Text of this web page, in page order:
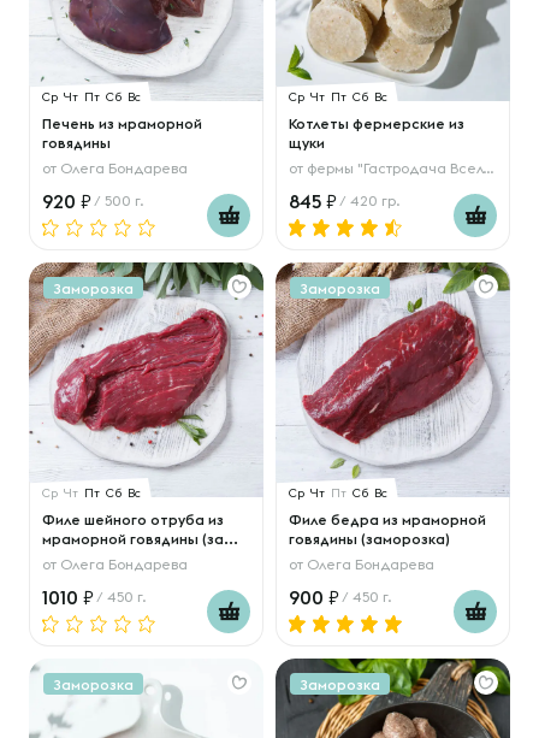
Ср Чт Пт Сб Вс
Печень из мраморной
говядины
от Олега Бондарева
920 / 500 г.
Ср Чт Пт Сб Вс
Котлеты фермерские из
щуки
от фермы "Гастродача Вселуг"
845 / 420 гр.
Заморозка
Ср Чт Пт Сб Вс
Филе шейного отруба из
мраморной говядины (за...
от Олега Бондарева
1010 / 450 г.
Заморозка
Ср Чт Пт Сб Вс
Филе бедра из мраморной
говядины (заморозка)
от Олега Бондарева
900 / 450 г.
Заморозка Заморозка